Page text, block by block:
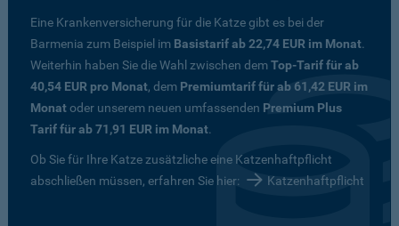
Eine Krankenversicherung für die Katze gibt es bei der
Barmenia zum Beispiel im Basistarif ab 22,74 EUR im Monat.
Weiterhin haben Sie die Wahl zwischen demTop-Tarif für ab
40,54 EUR pro Monat, dem Premiumtarif für ab 61,42 EUR im
Monatoder unserem neuen umfassenden Premium Plus
Tarif für ab 71,91 EUR im Monat.
Ob Sie für Ihre Katze zusätzliche eine Katzenhaftpflicht
abschließen müssen, erfahren Sie hier:
Katzenhaftpflicht